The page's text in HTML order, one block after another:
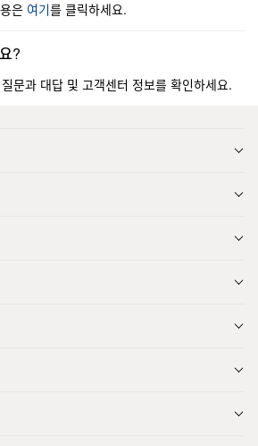
은 여기를 클릭하세요.
?
문과 대답 및 고객센터 정보를 확인하세요.